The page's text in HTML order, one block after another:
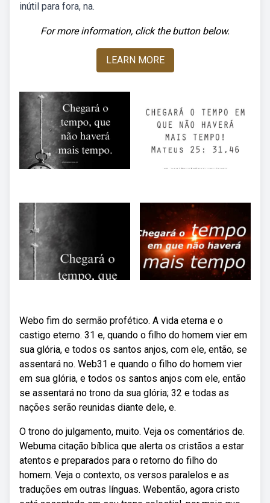
inútil para fora, na.
For more information, click the button below.
LEARN MORE
Webo fim do sermão profético. A vida eterna e o
castigo eterno. 31 e, quando o filho do homem vier em
sua glória, e todos os santos anjos, com ele, então, se
assentará no. Web31 e quando o filho do homem vier
em sua glória, e todos os santos anjos com ele, então
se assentará no trono da sua glória; 32 e todas as
nações serão reunidas diante dele, e.
O trono do julgamento, muito. Veja os comentários de.
Webuma citação bíblica que alerta os cristãos a estar
atentos e preparados para o retorno do filho do
homem. Veja o contexto, os versos paralelos e as
traduções em outras línguas. Webentão, agora cristo